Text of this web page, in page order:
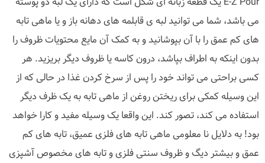
می باشد، شما می توانید لبه ی قابلمه های دهانه باز و یا ماهی تابه
های کم عمق را با آن بپوشانید و به کمک آن مایع محتویات ظروف را
بدون اینکه به اطراف بپاشد، درون کاسه یا ظروف دیگر بریزید. هر
کسی براحتی می تواند خود را پس از سرخ کردن غذا در حالی که از
این وسیله کمکی برای ریختن روغن از ماهی تابه به یک ظرف دیگر
استفاده می کند، تصور کند. این واقعا یک وسیله مفید و کارا خواهد
بود! به دلایل نا معلومی ماهی تابه های فلزی عمیق، تابه های کم
عمق و بیشتر دیگ و ظروف سنتی فلزی و تابه های مخصوص آشپزی